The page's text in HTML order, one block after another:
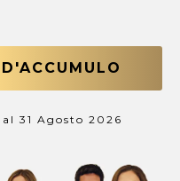
31 Agosto 2026